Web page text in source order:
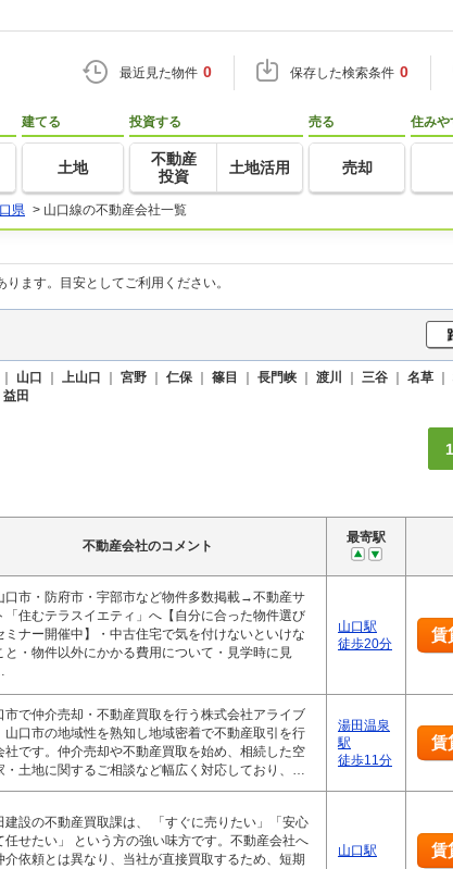
最近見た物件 0 保存した検索条件 0
建てる
土地
投資する
不動産
投資
土地活用
売る
売却
住みや
県 > 山口線の不動産会社一覧
ます。目安としてご利用ください。
｜ 山口 ｜ 上山口 ｜ 宮野 ｜ 仁保 ｜ 篠目 ｜ 長門峡 ｜ 渡川 ｜ 三谷 ｜ 名草 ｜
益田
1
不動産会社のコメント
最寄駅
口市・防府市・宇部市など物件多数掲載→不動産サ
「住むテラスイエティ」へ【自分に合った物件選び
ミナー開催中】・中古住宅で気を付けないといけな
と・物件以外にかかる費用について・見学時に見
山口駅
徒歩20分
賃
市で仲介売却・不動産買取を行う株式会社アライブ
山口市の地域性を熟知し地域密着で不動産取引を行
社です。仲介売却や不動産買取を始め、相続した空
・土地に関するご相談など幅広く対応しており、…
湯田温泉
駅
徒歩11分
賃
建設の不動産買取課は、 「すぐに売りたい」「安心
任せたい」 という方の強い味方です。不動産会社へ
介依頼とは異なり、当社が直接買取するため、短期
山口駅 賃